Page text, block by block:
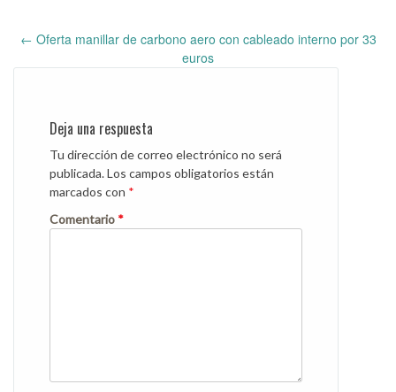
navigation
← Oferta manillar de carbono aero con cableado interno por 33
euros
Deja una respuesta
Tu dirección de correo electrónico no será
publicada.Los campos obligatorios están
marcados con *
Comentario *